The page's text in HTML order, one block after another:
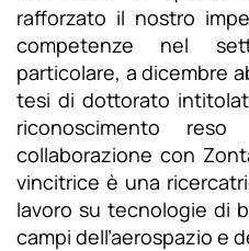
rafforzato il nostro
competenze nel
particolare, a dicembre
tesi di dottorato
riconoscimento
collaborazione con
vincitrice è una
lavoro su tecnologie di
campi dell’aerospazio e